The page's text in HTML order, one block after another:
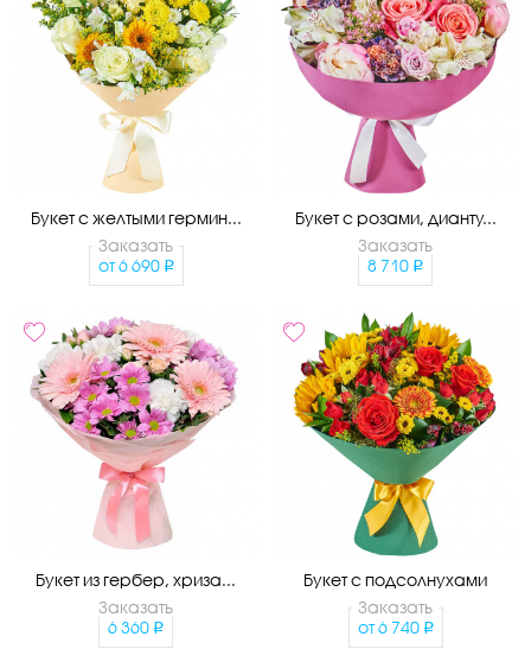
Букет с желтыми гермин...
Заказать
от 6 690
Букет с розами, дианту...
Заказать
8 710
Букет из гербер, хриза...
Заказать
6 360
Букет с подсолнухами
Заказать
от 6 740